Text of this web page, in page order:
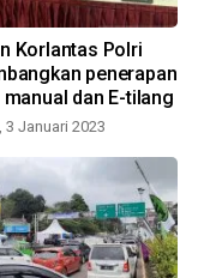
Korlantas Polri
penerapan
dan E-tilang
3 Januari 2023